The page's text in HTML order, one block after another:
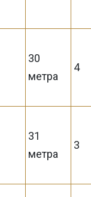
30
метра
4
31
метра
3